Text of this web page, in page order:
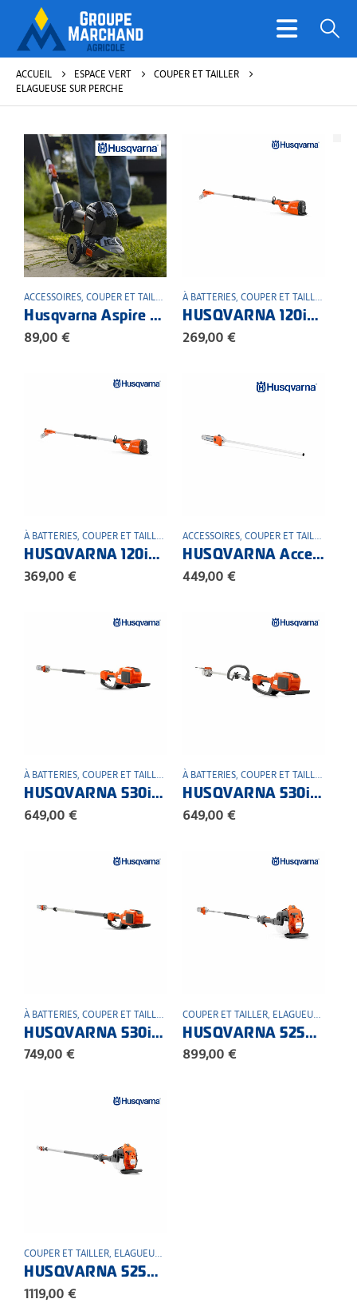
ACCUEIL ESPACE VERT
COUPER ET TAILLER
ELAGUEUSE SUR PERCHE
ACCESSOIRES, COUPER ET TAILLER ELAGUEUSE SUR PERCHE,ESPACE VERT
Husqvarna Aspire ™ Perche P4A
89,00 €
À BATTERIES, COUPER ET TAILLER
HUSQVARNA 120iTK4-P PACK Combi élagueuse sur perche à batterie
269,00 €
À BATTERIES, COUPER ET TAILLER ELAGUEUSE SUR PERCHE,ESPACE VERT
HUSQVARNA 120iTK4-P PACK Bli10+QC80 Combi élagueuse sur perche à batterie
369,00 €
ACCESSOIRES, COUPER ET TAILLER
HUSQVARNA Accessoires pour élagueuse sur perche PAX1100
449,00 €
À BATTERIES, COUPER ET TAILLER ELAGUEUSE SUR PERCHE ,ESPACE VERT
HUSQVARNA 530iP4 Elagueuse sur perche à batterie professionnelle
649,00 €
À BATTERIES, COUPER ET TAILLER
HUSQVARNA 530iPX Elagueuse sur perche à batterie professionnelle
649,00 €
À BATTERIES, COUPER ET TAILLER ELAGUEUSE SUR PERCHE,ESPACE VERT
HUSQVARNA 530iPT5 Elagueuse sur perche à batterie professionnelle
749,00 €
COUPER ET TAILLER, ELAGUEUSE SUR PERCHE
HUSQVARNA 525P4S Elagueuse sur perche professionnelle
899,00 €
COUPER ET TAILLER, ELAGUEUSE SUR PERCHE
HUSQVARNA 525PT5S Elagueuse sur perche professionnelle
1119,00 €